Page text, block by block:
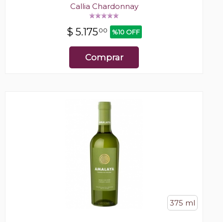
Callia Chardonnay
$ 5.17500 %10 OFF
Comprar
375 ml